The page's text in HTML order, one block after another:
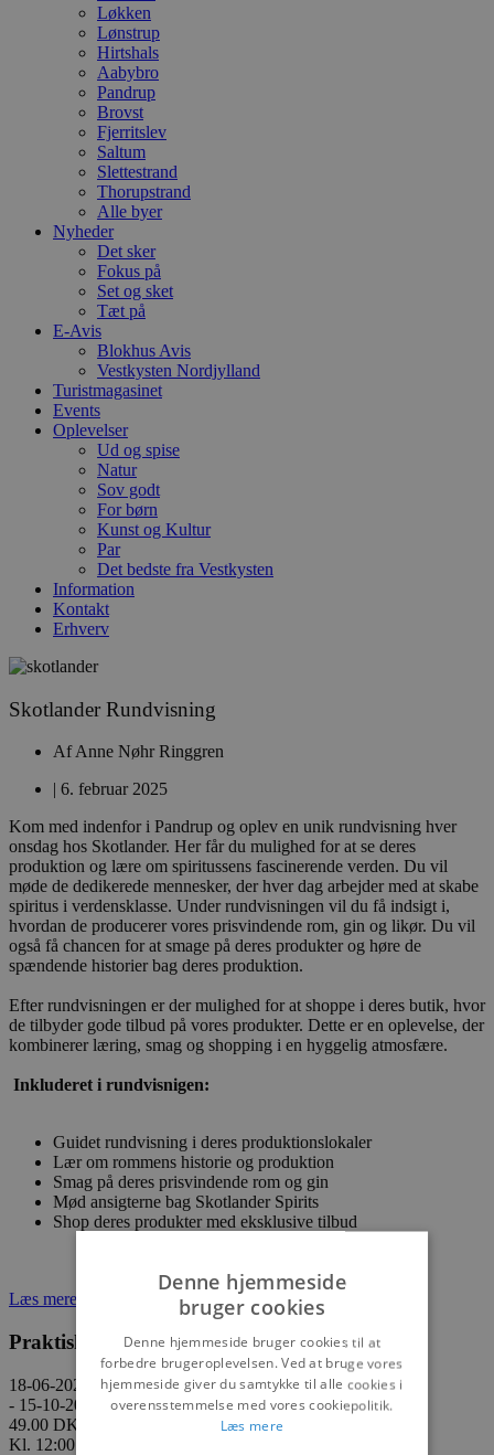
Løkken
Lønstrup
Hirtshals
Aabybro
Pandrup
Brovst
Fjerritslev
Saltum
Slettestrand
Thorupstrand
Alle byer
Nyheder
Det sker
Fokus på
Set og sket
Tæt på
E-Avis
Blokhus Avis
Vestkysten Nordjylland
Turistmagasinet
Events
Oplevelser
Ud og spise
Natur
Sov godt
For børn
Kunst og Kultur
Par
Det bedste fra Vestkysten
Information
Kontakt
Erhverv
Skotlander Rundvisning
AfAnne Nøhr Ringgren
| 6. februar 2025
Kom med indenfor i Pandrup og oplev en unik rundvisning hver
onsdag hos Skotlander. Her får du mulighed for at se deres
produktion og lære om spiritussens fascinerende verden. Du vil
møde de dedikerede mennesker, der hver dag arbejder med at skabe
spiritus i verdensklasse. Under rundvisningen vil du få indsigt i,
hvordan de producerer vores prisvindende rom, gin og likør. Du vil
også få chancen for at smage på deres produkter og høre de
spændende historier bag deres produktion.
Efter rundvisningen er der mulighed for at shoppe i deres butik, hvor
de tilbyder gode tilbud på vores produkter. Dette er en oplevelse, der
kombinerer læring, smag og shopping i en hyggelig atmosfære.
Inkluderet i rundvisnigen:
Guidet rundvisning i deres produktionslokaler
Lær om rommens historie og produktion
Smag på deres prisvindende rom og gin
Mød ansigterne bag Skotlander Spirits
Shop deres produkter med eksklusive tilbud
Læs mere her
Praktisk information
18-06-2025
- 15-10-2025
49.00 DKK
Kl. 12:00
Denne hjemmeside
bruger cookies
Denne hjemmeside bruger cookies til at
forbedre brugeroplevelsen. Ved at bruge vores
hjemmeside giver du samtykke til alle cookies i
overensstemmelse med vores cookiepolitik.
Læs mere